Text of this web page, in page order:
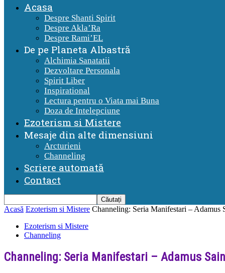
Acasa
Despre Shanti Spirit
Despre Akla’Ra
Despre Rami’EL
De pe Planeta Albastră
Alchimia Sanatatii
Dezvoltare Personala
Spirit Liber
Inspirational
Lectura pentru o Viata mai Buna
Doza de Intelepciune
Ezoterism si Mistere
Mesaje din alte dimensiuni
Arcturieni
Channeling
Scriere automată
Contact
Acasă Ezoterism si Mistere Channeling: Seria Manifestari – Adamus
Ezoterism si Mistere
Channeling
Channeling: Seria Manifestari – Adamus